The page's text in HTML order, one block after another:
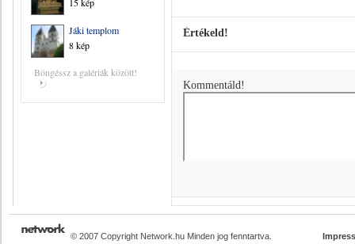
Jáki templom
8 kép
Böngéssz a galériák között!
Értékeld!
Kommentáld!
© 2007 Copyright Network.hu Minden jog fenntartva.